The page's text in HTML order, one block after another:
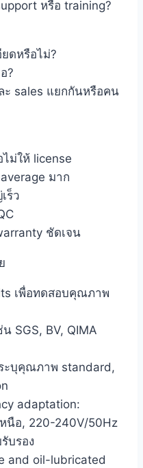
หรือ training?
ดหรือไม่?
?
ะ sales แยกกันหรือคน
ม่ให้ license
มาก
ร็ว
ชัดเจน
เพื่อทดสอบคุณภาพ
SGS, BV, QIMA
ะบุคุณภาพ standard,
adaptation:
หนือ, 220-240V/50Hz
บรอง
and oil-lubricated